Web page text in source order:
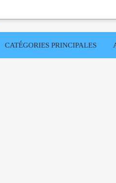
CATÉGORIES PRINCIPALES